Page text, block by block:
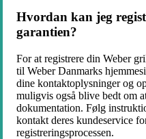
Hvordan kan jeg
garantien?
For at registrere din Weber
til Weber Danmarks
dine kontaktoplysninger og
muligvis også blive bedt om
dokumentation. Følg
kontakt deres kundeservice
registreringsprocessen.